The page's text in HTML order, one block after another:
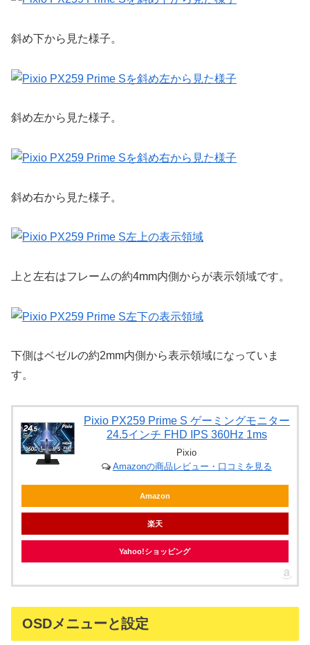
斜め下から見た様子。
斜め左から見た様子。
斜め右から見た様子。
上と左右はフレームの約4mm内側からが表示領域です。
下側はベゼルの約2mm内側から表示領域になっていま
す。
Pixio PX259 Prime S ゲーミングモニター
24.5インチ FHD IPS 360Hz 1ms
Pixio
Amazonの商品レビュー・口コミを見る
Amazon
楽天
Yahoo!ショッピング
OSDメニューと設定